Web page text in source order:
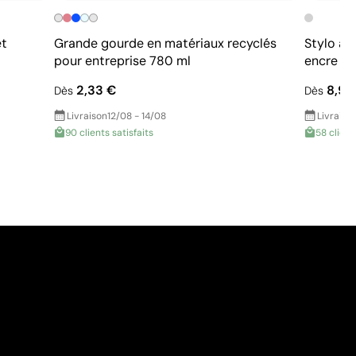
Grande gourde en matériaux recyclés
pour entreprise 780 ml
Dès 2,33 €
Livraison12/08 - 14/08
90 clients satisfaits
Stylo
encre
Dès
58